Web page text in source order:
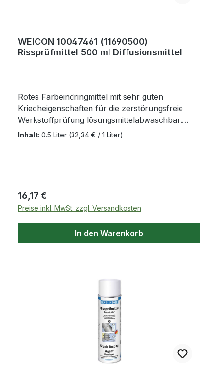
WEICON 10047461 (11690500)
Rissprüfmittel 500 ml Diffusionsmittel
Rotes Farbeindringmittel mit sehr guten
Kriecheigenschaften für die zerstörungsfreie
Werkstoffprüfung lösungsmittelabwaschbar.
Geeignet für Metalle, viele Kunststoffe,
Inhalt: 0.5 Liter (32,34 € / 1 Liter)
Regulärer Preis:
16,17 €
Preise inkl. MwSt. zzgl. Versandkosten
In den Warenkorb